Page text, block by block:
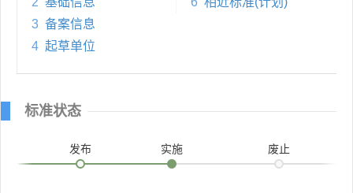
3 备案信息
4 起草单位
标准状态
发布 实施 废止